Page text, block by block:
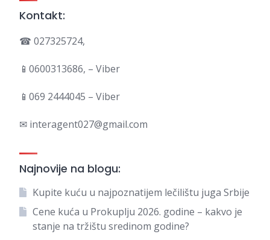
Kontakt:
☎ 027325724,
📱0600313686, – Viber
📱069 2444045 – Viber
✉ interagent027@gmail.com
Najnovije na blogu:
Kupite kuću u najpoznatijem lečilištu juga Srbije
Cene kuća u Prokuplju 2026. godine – kakvo je
stanje na tržištu sredinom godine?